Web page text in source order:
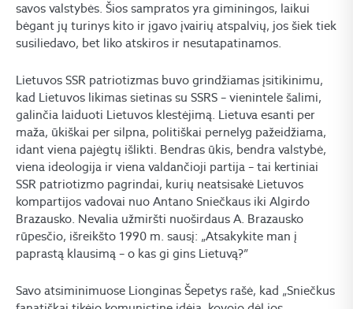
savos valstybės. Šios sampratos yra giminingos, laikui
bėgant jų turinys kito ir įgavo įvairių atspalvių, jos šiek tiek
susiliedavo, bet liko atskiros ir nesutapatinamos.
Lietuvos SSR patriotizmas buvo grindžiamas įsitikinimu,
kad Lietuvos likimas sietinas su SSRS – vienintele šalimi,
galinčia laiduoti Lietuvos klestėjimą. Lietuva esanti per
maža, ūkiškai per silpna, politiškai pernelyg pažeidžiama,
idant viena pajėgtų išlikti. Bendras ūkis, bendra valstybė,
viena ideologija ir viena valdančioji partija – tai kertiniai
SSR patriotizmo pagrindai, kurių neatsisakė Lietuvos
kompartijos vadovai nuo Antano Sniečkaus iki Algirdo
Brazausko. Nevalia užmiršti nuoširdaus A. Brazausko
rūpesčio, išreikšto 1990 m. sausį: „Atsakykite man į
paprastą klausimą – o kas gi gins Lietuvą?”
Savo atsiminimuose Lionginas Šepetys rašė, kad „Sniečkus